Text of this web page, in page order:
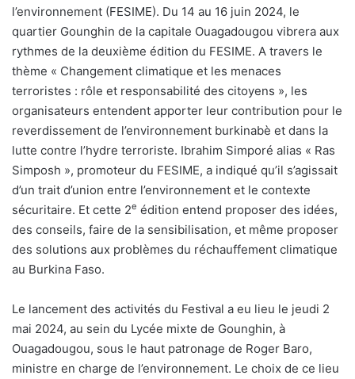
l’environnement (FESIME). Du 14 au 16 juin 2024, le
quartier Gounghin de la capitale Ouagadougou vibrera aux
rythmes de la deuxième édition du FESIME. A travers le
thème « Changement climatique et les menaces
terroristes : rôle et responsabilité des citoyens », les
organisateurs entendent apporter leur contribution pour le
reverdissement de l’environnement burkinabè et dans la
lutte contre l’hydre terroriste. Ibrahim Simporé alias « Ras
Simposh », promoteur du FESIME, a indiqué qu’il s’agissait
d’un trait d’union entre l’environnement et le contexte
sécuritaire. Et cette 2e édition entend proposer des idées,
des conseils, faire de la sensibilisation, et même proposer
des solutions aux problèmes du réchauffement climatique
au Burkina Faso.
Le lancement des activités du Festival a eu lieu le jeudi 2
mai 2024, au sein du Lycée mixte de Gounghin, à
Ouagadougou, sous le haut patronage de Roger Baro,
ministre en charge de l’environnement. Le choix de ce lieu